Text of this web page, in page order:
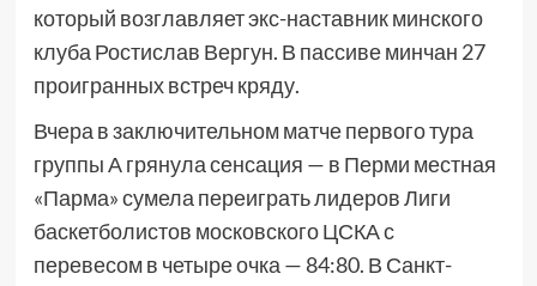
который возглавляет экс-наставник минского
клуба Ростислав Вергун. В пассиве минчан 27
проигранных встреч кряду.
Вчера в заключительном матче первого тура
группы А грянула сенсация — в Перми местная
«Парма» сумела переиграть лидеров Лиги
баскетболистов московского ЦСКА с
перевесом в четыре очка — 84:80. В Санкт-